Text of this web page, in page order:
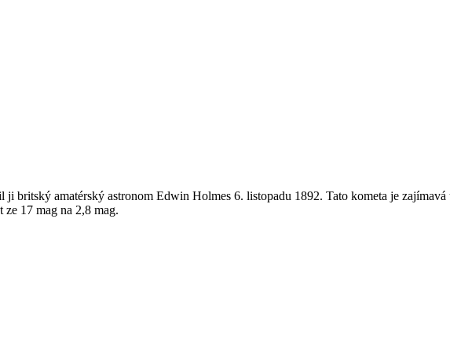
ji britský amatérský astronom Edwin Holmes 6. listopadu 1892. Tato kometa je
17 mag na 2,8 mag.